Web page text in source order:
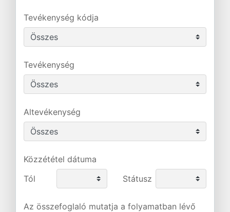
Tevékenység kódja
Tevékenység
Altevékenység
Közzététel dátuma
Tól
Státusz
Az összefoglaló mutatja a folyamatban lévő